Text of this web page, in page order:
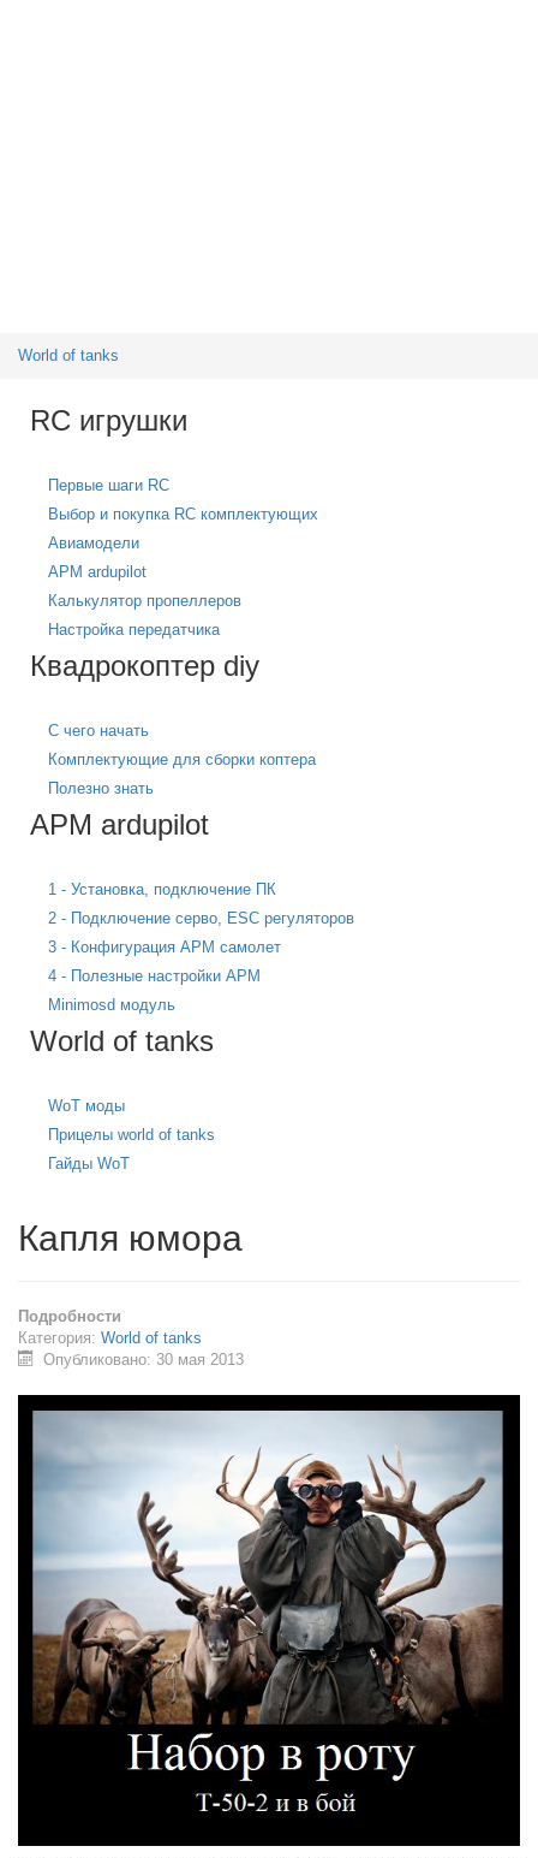
World of tanks
RC игрушки
Первые шаги RC
Выбор и покупка RC комплектующих
Авиамодели
APM ardupilot
Калькулятор пропеллеров
Настройка передатчика
Квадрокоптер diy
С чего начать
Комплектующие для сборки коптера
Полезно знать
APM ardupilot
1 - Установка, подключение ПК
2 - Подключение серво, ESC регуляторов
3 - Конфигурация APM самолет
4 - Полезные настройки APM
Minimosd модуль
World of tanks
WoT моды
Прицелы world of tanks
Гайды WoT
Капля юмора
Подробности
Категория: World of tanks
Опубликовано: 30 мая 2013